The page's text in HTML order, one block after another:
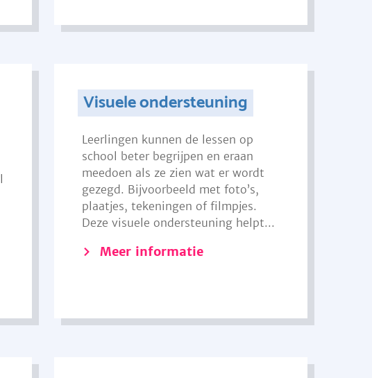
Visuele ondersteuning
Leerlingen kunnen de lessen op
school beter begrijpen en eraan
meedoen als ze zien wat er wordt
gezegd. Bijvoorbeeld met foto’s,
plaatjes, tekeningen of filmpjes.
Deze visuele ondersteuning helpt...
Meer informatie